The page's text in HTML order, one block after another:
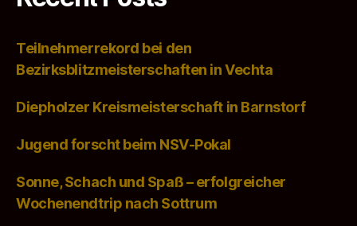
Teilnehmerrekord bei den
Bezirksblitzmeisterschaften in Vechta
Diepholzer Kreismeisterschaft in Barnstorf
Jugend forscht beim NSV-Pokal
Sonne, Schach und Spaß – erfolgreicher
Wochenendtrip nach Sottrum